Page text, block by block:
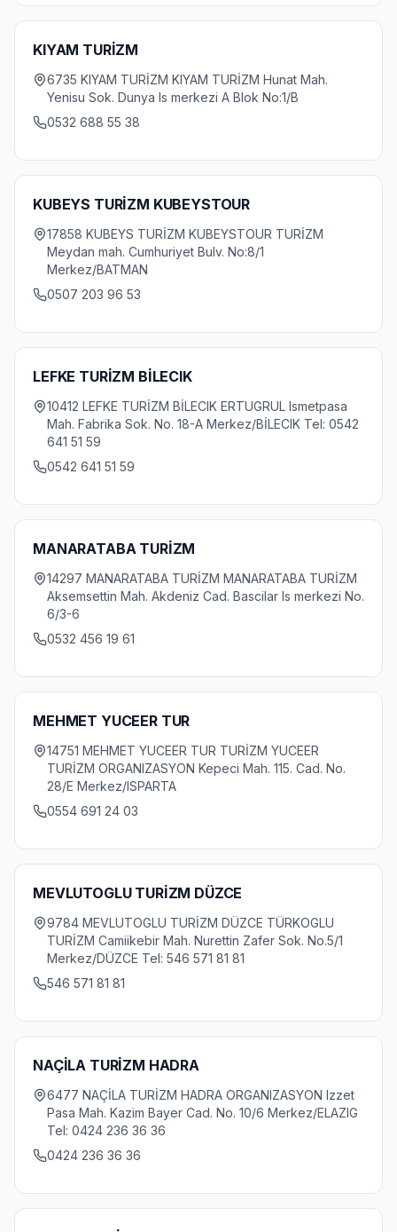
KIYAM TURİZM
6735 KIYAM TURİZM KIYAM TURİZM Hunat Mah.
Yenisu Sok. Dunya Is merkezi A Blok No:1/B
0532 688 55 38
KUBEYS TURİZM KUBEYSTOUR
17858 KUBEYS TURİZM KUBEYSTOUR TURİZM
Meydan mah. Cumhuriyet Bulv. No:8/1
Merkez/BATMAN
0507 203 96 53
LEFKE TURİZM BİLECIK
10412 LEFKE TURİZM BİLECIK ERTUGRUL Ismetpasa
Mah. Fabrika Sok. No. 18-A Merkez/BİLECIK Tel: 0542
641 51 59
0542 641 51 59
MANARATABA TURİZM
14297 MANARATABA TURİZM MANARATABA TURİZM
Aksemsettin Mah. Akdeniz Cad. Bascilar Is merkezi No.
6/3-6
0532 456 19 61
MEHMET YUCEER TUR
14751 MEHMET YUCEER TUR TURİZM YUCEER
TURİZM ORGANIZASYON Kepeci Mah. 115. Cad. No.
28/E Merkez/ISPARTA
0554 691 24 03
MEVLUTOGLU TURİZM DÜZCE
9784 MEVLUTOGLU TURİZM DÜZCE TÜRKOGLU
TURİZM Camiikebir Mah. Nurettin Zafer Sok. No.5/1
Merkez/DÜZCE Tel: 546 571 81 81
546 571 81 81
NAÇİLA TURİZM HADRA
6477 NAÇİLA TURİZM HADRA ORGANIZASYON Izzet
Pasa Mah. Kazim Bayer Cad. No. 10/6 Merkez/ELAZIG
Tel: 0424 236 36 36
0424 236 36 36